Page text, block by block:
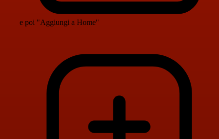
e poi "Aggiungi a Home"